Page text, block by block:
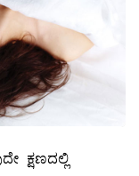
ಕ್ಷಣದಲ್ಲಿ